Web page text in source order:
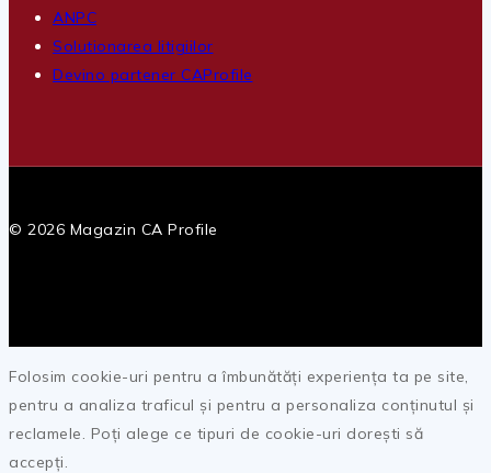
ANPC
Solutionarea litigiilor
Devino partener CAProfile
© 2026 Magazin CA Profile
Folosim cookie-uri pentru a îmbunătăți experiența ta pe site,
pentru a analiza traficul și pentru a personaliza conținutul și
reclamele. Poți alege ce tipuri de cookie-uri dorești să
accepți.